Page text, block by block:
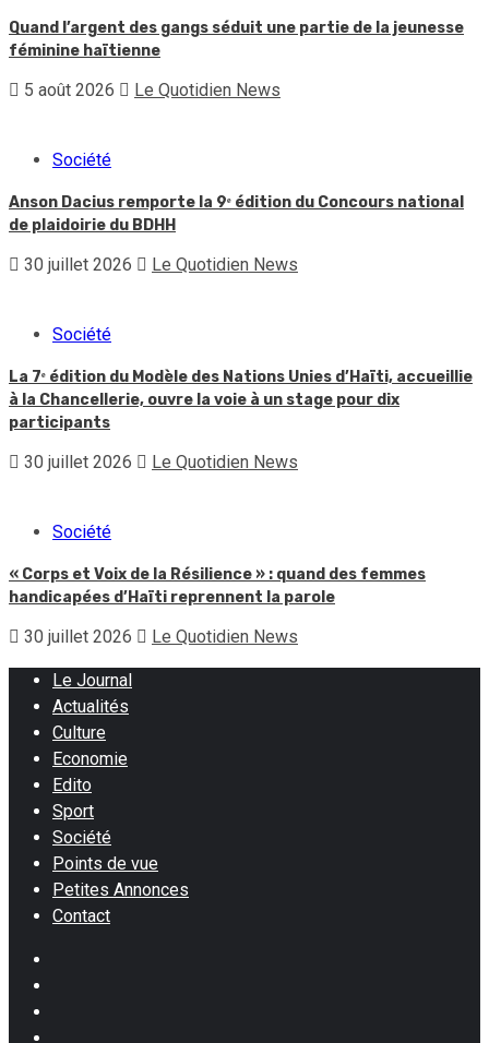
Quand l’argent des gangs séduit une partie de la jeunesse
féminine haïtienne
5 août 2026 Le Quotidien News
Société
Anson Dacius remporte la 9ᵉ édition du Concours national
de plaidoirie du BDHH
30 juillet 2026 Le Quotidien News
Société
La 7ᵉ édition du Modèle des Nations Unies d’Haïti, accueillie
à la Chancellerie, ouvre la voie à un stage pour dix
participants
30 juillet 2026 Le Quotidien News
Société
« Corps et Voix de la Résilience » : quand des femmes
handicapées d’Haïti reprennent la parole
30 juillet 2026 Le Quotidien News
Le Journal
Actualités
Culture
Economie
Edito
Sport
Société
Points de vue
Petites Annonces
Contact